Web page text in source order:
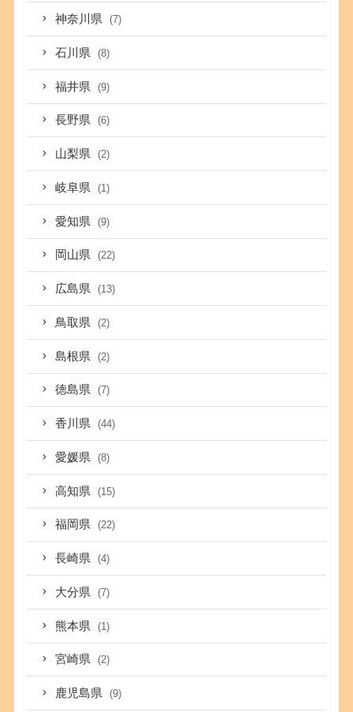
神奈川県 (7)
石川県 (8)
福井県 (9)
長野県 (6)
山梨県 (2)
岐阜県 (1)
愛知県 (9)
岡山県 (22)
広島県 (13)
鳥取県 (2)
島根県 (2)
徳島県 (7)
香川県 (44)
愛媛県 (8)
高知県 (15)
福岡県 (22)
長崎県 (4)
大分県 (7)
熊本県 (1)
宮崎県 (2)
鹿児島県 (9)